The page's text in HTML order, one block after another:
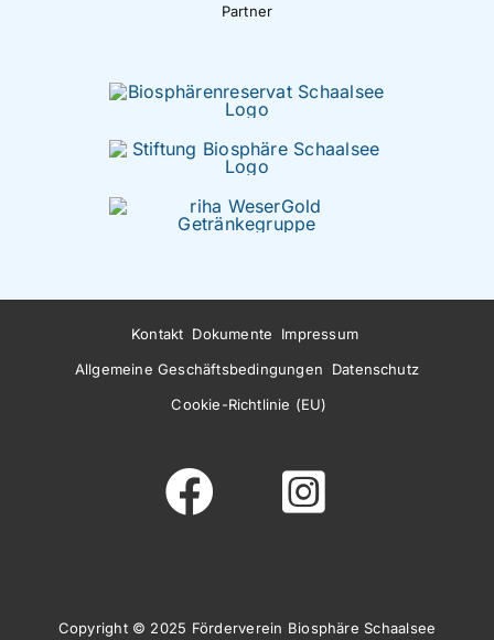
Partner
Kontakt Dokumente
Impressum
Allgemeine Geschäftsbedingungen
Datenschutz
Cookie-Richtlinie (EU)
Copyright © 2025 Förderverein Biosphäre Schaalsee